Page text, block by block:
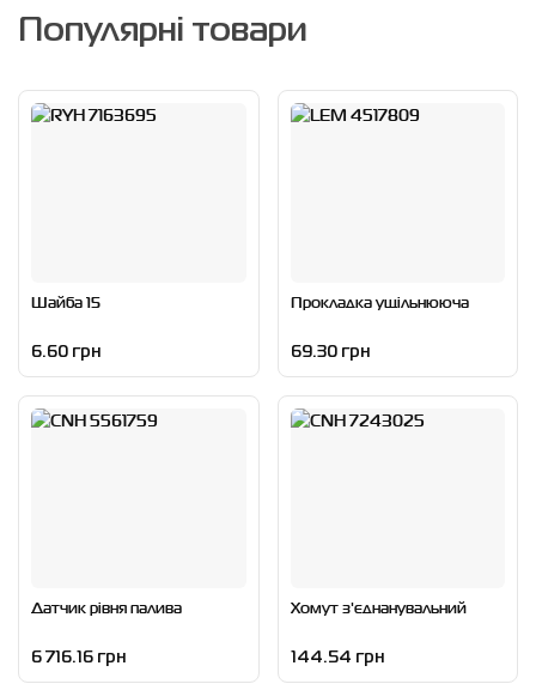
Популярні товари
Шайба 15
6.60 грн
Прокладка ущільнююча
69.30 грн
Датчик рівня палива
6 716.16 грн
Хомут з'єднанувальний
144.54 грн